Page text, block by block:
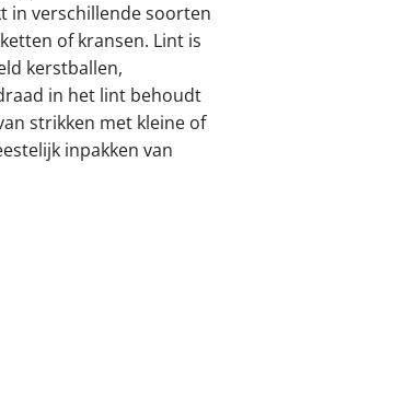
in verschillende soorten
of kransen. Lint is
kerstballen,
in het lint behoudt
strikken met kleine of
inpakken van